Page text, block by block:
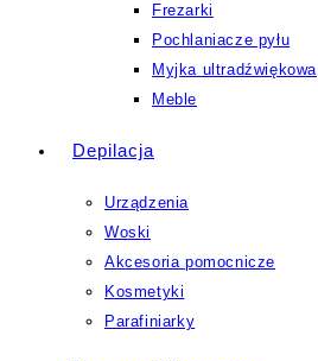
Frezarki
Pochlaniacze pyłu
Myjka ultradźwiękowa
Meble
Depilacja
Urządzenia
Woski
Akcesoria pomocnicze
Kosmetyki
Parafiniarky